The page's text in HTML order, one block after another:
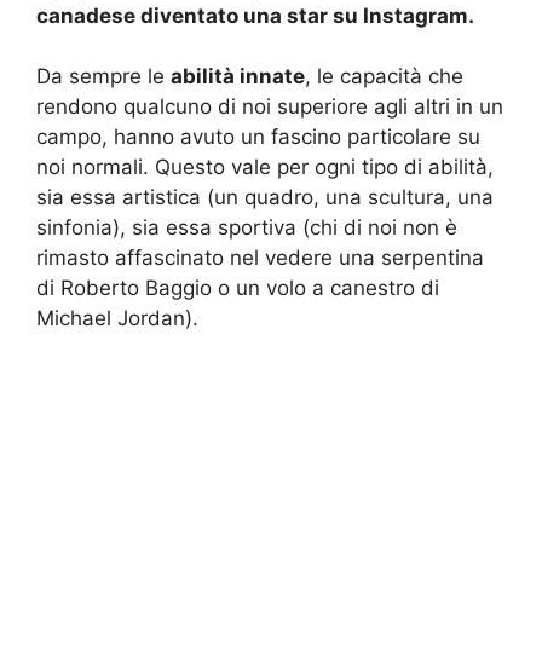
canadese diventato una star su Instagram.
Da sempre le abilità innate, le capacità che
rendono qualcuno di noi superiore agli altri in un
campo, hanno avuto un fascino particolare su
noi normali. Questo vale per ogni tipo di abilità,
sia essa artistica (un quadro, una scultura, una
sinfonia), sia essa sportiva (chi di noi non è
rimasto affascinato nel vedere una serpentina
di Roberto Baggio o un volo a canestro di
Michael Jordan).